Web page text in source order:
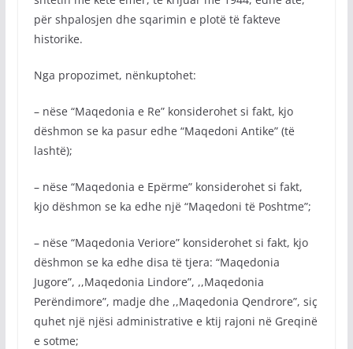
për shpalosjen dhe sqarimin e plotë të fakteve
historike.
Nga propozimet, nënkuptohet:
– nëse “Maqedonia e Re” konsiderohet si fakt, kjo
dëshmon se ka pasur edhe “Maqedoni Antike” (të
lashtë);
– nëse “Maqedonia e Epërme” konsiderohet si fakt,
kjo dëshmon se ka edhe një “Maqedoni të Poshtme”;
– nëse “Maqedonia Veriore” konsiderohet si fakt, kjo
dëshmon se ka edhe disa të tjera: “Maqedonia
Jugore”, ,,Maqedonia Lindore”, ,,Maqedonia
Perëndimore”, madje dhe ,,Maqedonia Qendrore”, siç
quhet një njësi administrative e ktij rajoni në Greqinë
e sotme;